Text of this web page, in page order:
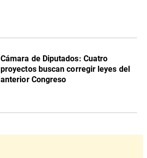
Cámara de Diputados: Cuatro
proyectos buscan corregir leyes del
anterior Congreso